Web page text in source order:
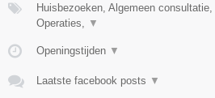
Huisbezoeken, Algemeen
Operaties,
▼
Openingstijden ▼
Laatste facebook posts ▼